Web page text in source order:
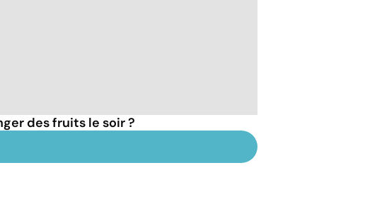
des fruits le soir ?